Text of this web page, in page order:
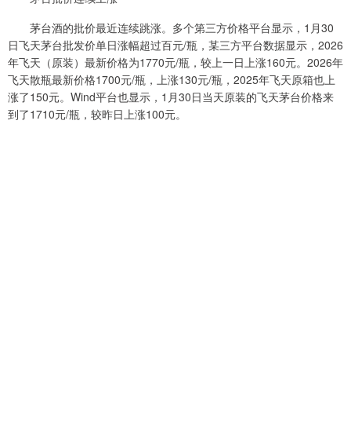
茅台酒的批价最近连续跳涨。多个第三方价格平台显示，1月30
日飞天茅台批发价单日涨幅超过百元/瓶，某三方平台数据显示，2026
年飞天（原装）最新价格为1770元/瓶，较上一日上涨160元。2026年
飞天散瓶最新价格1700元/瓶，上涨130元/瓶，2025年飞天原箱也上
涨了150元。Wind平台也显示，1月30日当天原装的飞天茅台价格来
到了1710元/瓶，较昨日上涨100元。